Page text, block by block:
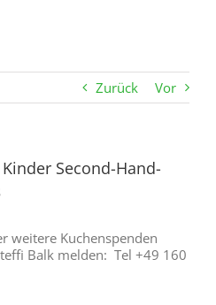
Zurück Vor
Second-Hand-
weitere Kuchenspenden
Balk melden: Tel +49 160